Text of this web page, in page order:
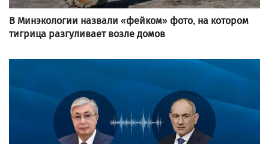
В Минэкологии назвали «фейком» фото, на котором
тигрица разгуливает возле домов